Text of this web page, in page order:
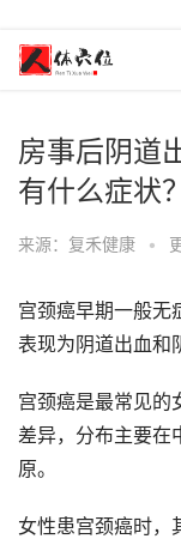
房事后阴道
有什么症状？
来源：复禾健康 •
宫颈癌早期一般无
表现为阴道出血和
宫颈癌是最常见的
差异，分布主要在
原。
女性患宫颈癌时，